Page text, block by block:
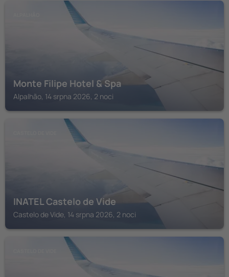
Monte Filipe Hotel & Spa
Alpalhão, 14 srpna 2026, 2 noci
INATEL Castelo de Vide
Castelo de Vide, 14 srpna 2026, 2 noci